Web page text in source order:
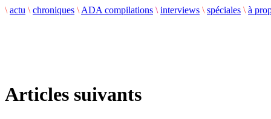
\ actu \ chroniques \ ADA compilations \ interviews \ spéciales \ à
Articles suivants